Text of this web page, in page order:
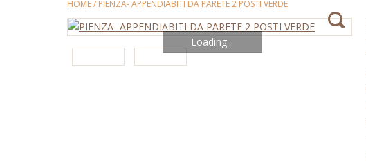
HOME/ PIENZA- APPENDIABITI DA PARETE 2 POSTI VERDE
Loading...